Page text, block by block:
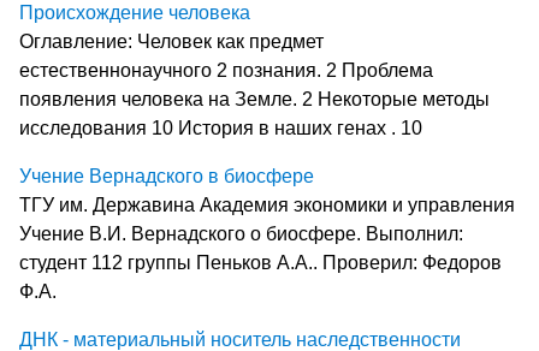
Происхождение человека
Оглавление: Человек как предмет
естественнонаучного 2 познания. 2 Проблема
появления человека на Земле. 2 Некоторые методы
исследования 10 История в наших генах . 10
Учение Вернадского в биосфере
ТГУ им. Державина Академия экономики и управления
Учение В.И. Вернадского о биосфере. Выполнил:
студент 112 группы Пеньков А.А.. Проверил: Федоров
Ф.А.
ДНК - материальный носитель наследственности